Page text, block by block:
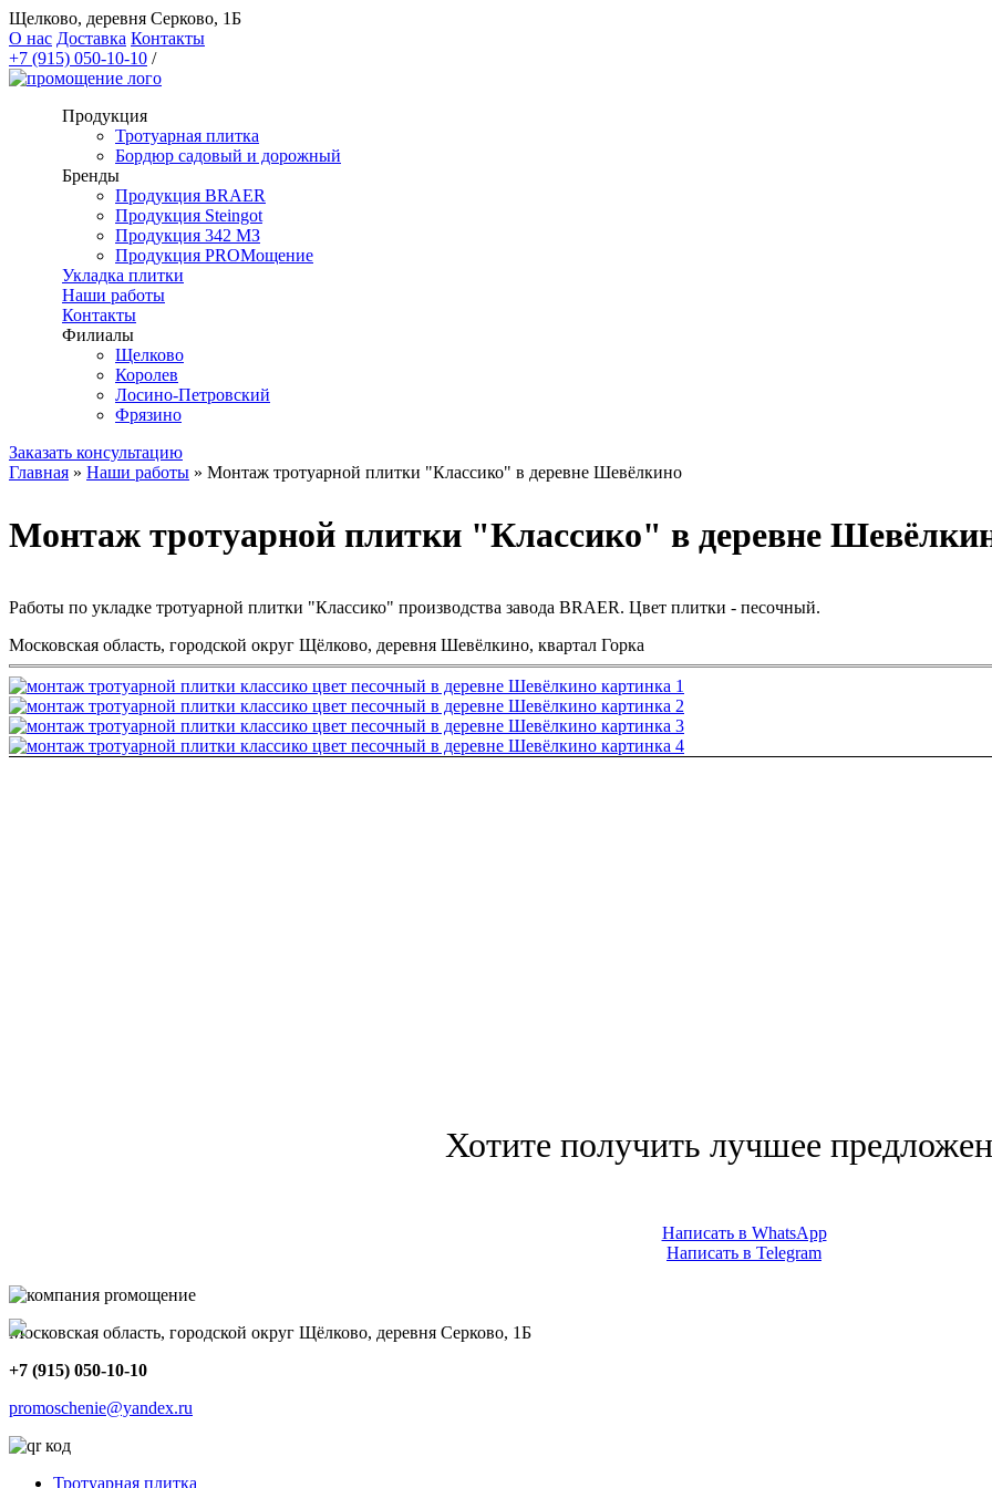
Щелково, деревня Серково, 1Б
О нас Доставка Контакты
+7 (915) 050-10-10 /
Продукция
Тротуарная плитка
Бордюр садовый и дорожный
Бренды
Продукция BRAER
Продукция Steingot
Продукция 342 МЗ
Продукция PROМощение
Укладка плитки
Наши работы
Контакты
Филиалы
Щелково
Королев
Лосино-Петровский
Фрязино
Заказать консультацию
Главная » Наши работы » Монтаж тротуарной плитки "Классико" в деревне Шевёлкино
Монтаж тротуарной плитки "Классико" в деревне
Работы по укладке тротуарной плитки "Классико" производства завода BRAER. Цвет плитки - песочный.
Московская область, городской округ Щёлково, деревня Шевёлкино, квартал Горка
Хотите получить лучшее
Написать в WhatsApp
Написать в Telegram
Московская область, городской округ Щёлково, деревня Серково, 1Б
+7 (915) 050-10-10
promoschenie@yandex.ru
Тротуарная плитка